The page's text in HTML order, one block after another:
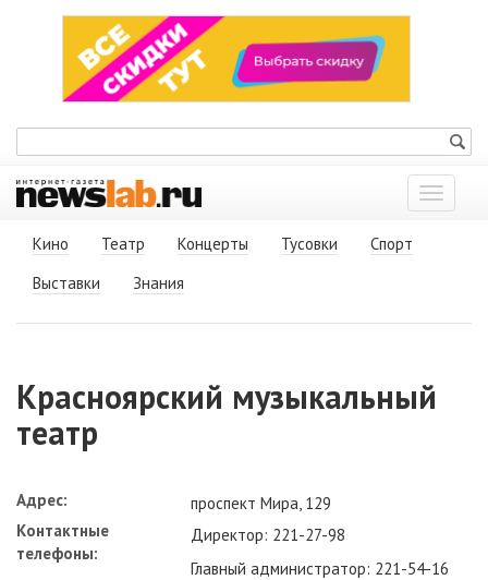
Показать
меню
Кино
Театр Концерты Тусовки
Спорт
Выставки
Знания
Красноярский музыкальный
театр
Адрес:
проспект Мира, 129
Контактные
телефоны:
Директор: 221-27-98
Главный администратор: 221-54-16